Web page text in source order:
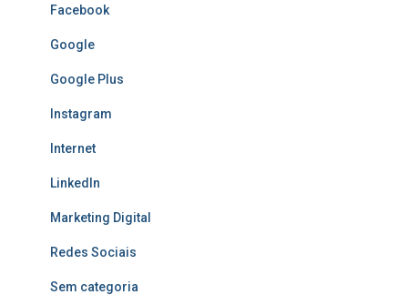
Facebook
Google
Google Plus
Instagram
Internet
LinkedIn
Marketing Digital
Redes Sociais
Sem categoria